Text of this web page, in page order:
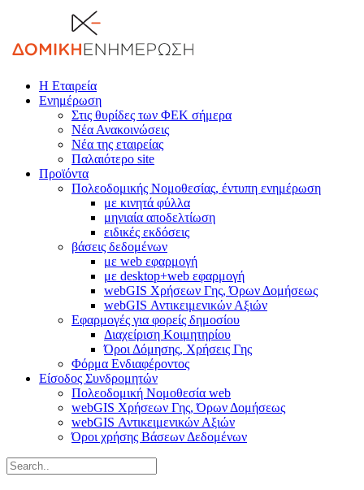
Η Εταιρεία
Ενημέρωση
Στις θυρίδες των ΦΕΚ σήμερα
Νέα Ανακοινώσεις
Νέα της εταιρείας
Παλαιότερο site
Προϊόντα
Πολεοδομικής Νομοθεσίας, έντυπη ενημέρωση
με κινητά φύλλα
μηνιαία αποδελτίωση
ειδικές εκδόσεις
βάσεις δεδομένων
με web εφαρμογή
με desktop+web εφαρμογή
webGIS Χρήσεων Γης, Όρων Δομήσεως
webGIS Αντικειμενικών Αξιών
Εφαρμογές για φορείς δημοσίου
Διαχείριση Κοιμητηρίου
Όροι Δόμησης, Χρήσεις Γης
Φόρμα Ενδιαφέροντος
Είσοδος Συνδρομητών
Πολεοδομική Νομοθεσία web
webGIS Χρήσεων Γης, Όρων Δομήσεως
webGIS Αντικειμενικών Αξιών
Όροι χρήσης Βάσεων Δεδομένων